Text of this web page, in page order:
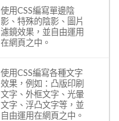
使用CSS編寫單邊陰
影、特殊的陰影、圖片
濾鏡效果，並自由運用
在網頁之中。
使用CSS編寫各種文字
效果，例如：凸版印刷
文字、外框文字、光暈
文字、浮凸文字等，並
自由運用在網頁之中。